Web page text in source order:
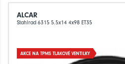
ALCAR
Stahlrad 6315 5.5x14 4x98 ET35
AKCE NA TPMS TLAKOVÉ VENTILKY